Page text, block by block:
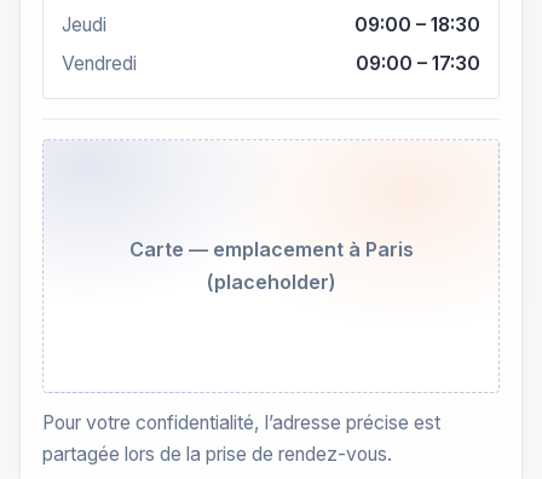
Jeudi
09:00 – 18:30
Vendredi
09:00 – 17:30
Carte — emplacement à Paris
(placeholder)
Pour votre confidentialité, l’adresse précise est
partagée lors de la prise de rendez-vous.